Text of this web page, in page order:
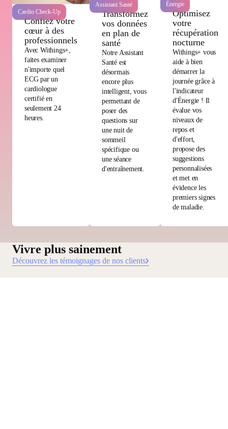
Cardio Check-Up
Confiez votre
cœur à des
professionnels
Avec Withings+,
faites examiner
n'importe quel
ECG par un
cardiologue
certifié en
seulement 24
heures.
Assistant Santé
Transformez
vos données
en plan de
santé
Notre Assistant
Santé est
désormais
encore plus
intelligent, vous
permettant de
poser des
questions sur
une nuit de
sommeil
spécifique ou
une séance
d'entraînement.
Énergie
Optimisez
votre
récupération
nocturne
Withings+ vous
aide à bien
démarrer la
journée grâce à
l'indicateur
d'Énergie ! Il
évalue vos
niveaux de
repos et
d'effort,
propose des
suggestions
personnalisées
et met en
évidence les
premiers signes
de maladie.
Vivre plus sainement
Découvrez les témoignages de nos clients